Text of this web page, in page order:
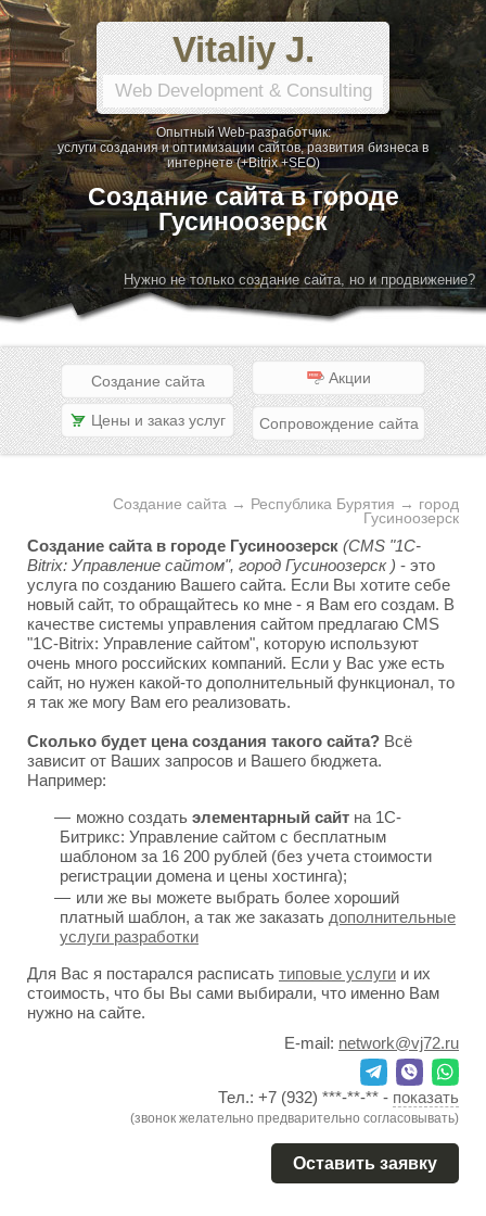
Vitaliy J.
Web Development & Consulting
Опытный Web-разработчик:
услуги создания и оптимизации сайтов, развития бизнеса в
интернете (+Bitrix +SEO)
Создание сайта в городе
Гусиноозерск
Нужно не только создание сайта, но и продвижение?
Создание сайта Акции
Цены и заказ услуг Сопровождение сайта
Создание сайта → Республика Бурятия → город
Гусиноозерск
Создание сайта в городе Гусиноозерск (CMS "1C-
Bitrix: Управление сайтом", город Гусиноозерск ) - это
услуга по созданию Вашего сайта. Если Вы хотите себе
новый сайт, то обращайтесь ко мне - я Вам его создам. В
качестве системы управления сайтом предлагаю CMS
"1C-Bitrix: Управление сайтом", которую используют
очень много российских компаний. Если у Вас уже есть
сайт, но нужен какой-то дополнительный функционал, то
я так же могу Вам его реализовать.
Сколько будет цена создания такого сайта? Всё
зависит от Ваших запросов и Вашего бюджета.
Например:
можно создать элементарный сайт на 1С-
Битрикс: Управление сайтом с бесплатным
шаблоном за 16 200 рублей (без учета стоимости
регистрации домена и цены хостинга);
или же вы можете выбрать более хороший
платный шаблон, а так же заказать дополнительные
услуги разработки
Для Вас я постарался расписать типовые услуги и их
стоимость, что бы Вы сами выбирали, что именно Вам
нужно на сайте.
E-mail: network@vj72.ru
Тел.: +7 (932) ***-**-** - показать
(звонок желательно предварительно согласовывать)
Оставить заявку